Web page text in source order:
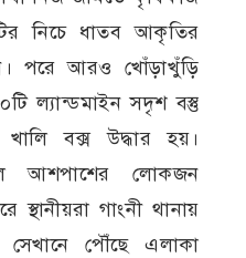
নিচে ধাতব আকৃতির
পরে আরও খোঁড়াখুঁড়ি
ল্যান্ডমাইন সদৃশ বস্তু
খালি বক্স উদ্ধার হয়।
আশপাশের লোকজন
স্থানীয়রা গাংনী থানায়
পৌঁছে এলাকা